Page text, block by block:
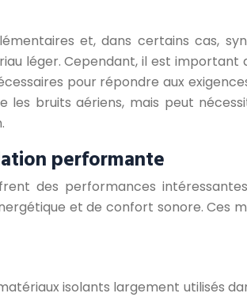
et, dans certains cas,
léger. Cependant, il est important
pour répondre aux
bruits aériens, mais peut
performante
des performances
et de confort sonore. Ces
isolants largement utilisés